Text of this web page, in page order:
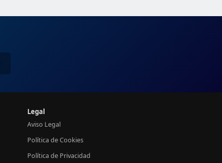
Legal
Aviso Legal
Política de Cookies
Política de Privacidad